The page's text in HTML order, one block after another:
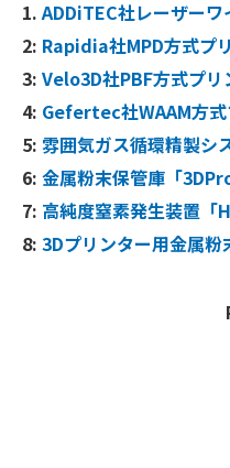
1.ADDiTEC社レーザー
2: Rapidia社MPD方式プ
3: Velo3D社PBF方式プ
4: Gefertec社WAAM方式
5: 雰囲気ガス循環精製シ
6: 金属粉末保管庫「
7: 高純度窒素発生装置
8: 3Dプリンター用金属粉